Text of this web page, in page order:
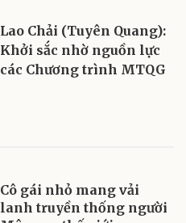
Lao Chải (Tuyên Quang):
Khởi sắc nhờ nguồn lực
các Chương trình MTQG
Cô gái nhỏ mang vải
lanh truyền thống người